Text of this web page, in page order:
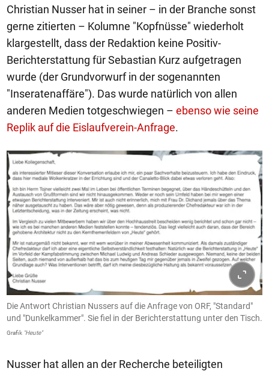
Christian Nusser hat in seiner – in der Branche sonst
gerne zitierten – Kolumne "Kopfnüsse" wiederholt
klargestellt, dass der Redaktion keine Positiv-
Berichterstattung für Sebastian Kurz aufgetragen
wurde (der Grundvorwurf in der sogenannten
"Inseratenaffäre"). Das wurde natürlich von allen
anderen Medien totgeschwiegen – ebenso wie seine
Replik auf die Eislaufverein-Anfrage.
Die Antwort Christian Nussers auf die Anfrage von ORF, "Standard"
und "Dunkelkammer". Sie fiel in der Berichterstattung unter den Tisch.
Grafik "Heute"
Nusser hat allen an der Recherche beteiligten